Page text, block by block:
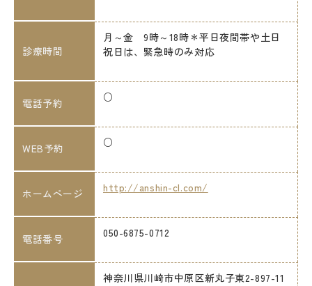
診療時間
月～金 9時～18時＊平日夜間帯や土日
祝日は、緊急時のみ対応
電話予約 ○
WEB予約 ○
ホームページ http://anshin-cl.com/
電話番号 050-6875-0712
神奈川県川崎市中原区新丸子東2-897-11